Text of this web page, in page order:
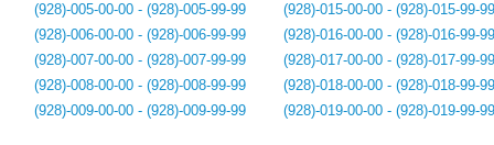
(928)-005-00-00 - (928)-005-99-99
(928)-006-00-00 - (928)-006-99-99
(928)-007-00-00 - (928)-007-99-99
(928)-008-00-00 - (928)-008-99-99
(928)-009-00-00 - (928)-009-99-99
(928)-015-00-00 - (928)-015-99-99
(928)-016-00-00 - (928)-016-99-99
(928)-017-00-00 - (928)-017-99-99
(928)-018-00-00 - (928)-018-99-99
(928)-019-00-00 - (928)-019-99-99